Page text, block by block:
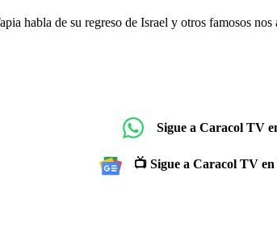
habla de su regreso de Israel y otros famosos nos
Sigue a Caracol TV
📺 Sigue a Caracol TV